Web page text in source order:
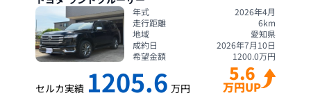
年式
2026年4月
走行距離
6km
地域
愛知県
成約日
2026年7月10日
希望金額
1200.0万円
セルカ実績 1205.6 万円
5.6
万円UP